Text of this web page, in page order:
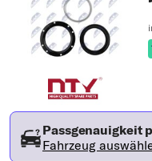
Passgenauigkeit
Fahrzeug